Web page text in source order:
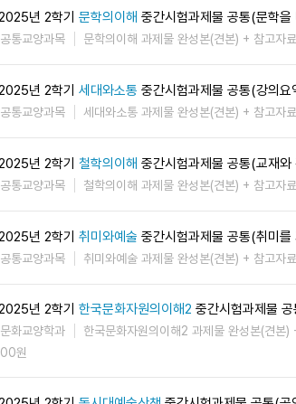
년 2학기 문학의이해 중간시험과제물 공통(문학
공통교양과목 문학의이해 과제물 완성본(견본) + 참고자
년 2학기 세대와소통 중간시험과제물 공통(강의
공통교양과목 세대와소통 과제물 완성본(견본) + 참고자
년 2학기 철학의이해 중간시험과제물 공통(교재
공통교양과목 철학의이해 과제물 완성본(견본) + 참고자
년 2학기 취미와예술 중간시험과제물 공통(취미
공통교양과목 취미와예술 과제물 완성본(견본) + 참고자
년 2학기 한국문화자원의이해2 중간시험과제물
문화교양학과 한국문화자원의이해2 과제물 완성본(견본
00원